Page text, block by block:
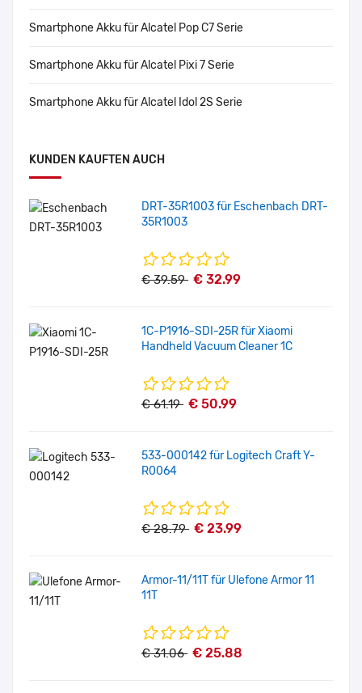
Smartphone Akku für Alcatel Pop C7 Serie
Smartphone Akku für Alcatel Pixi 7 Serie
Smartphone Akku für Alcatel Idol 2S Serie
KUNDEN KAUFTEN AUCH
DRT-35R1003 für Eschenbach DRT-
35R1003
€ 39.59 € 32.99
1C-P1916-SDI-25R für Xiaomi
Handheld Vacuum Cleaner 1C
€ 61.19 € 50.99
533-000142 für Logitech Craft Y-
R0064
€ 28.79 € 23.99
Armor-11/11T für Ulefone Armor 11
11T
€ 31.06 € 25.88